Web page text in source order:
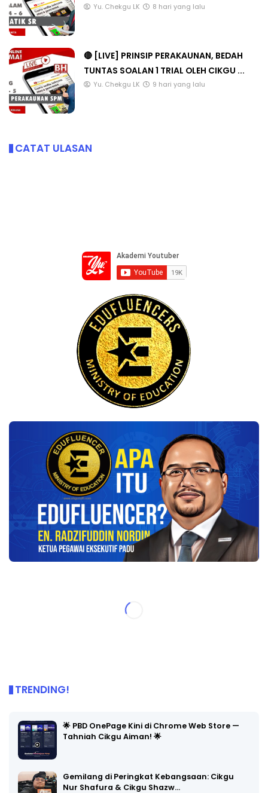
Yu. Chekgu LK 8 hari yang lalu
🔴 [LIVE] PRINSIP PERAKAUNAN, BEDAH
TUNTAS SOALAN 1 TRIAL OLEH CIKGU ...
Yu. Chekgu LK 9 hari yang lalu
CATAT ULASAN
TRENDING!
🌟 PBD OnePage Kini di Chrome Web Store —
Tahniah Cikgu Aiman! 🌟
Gemilang di Peringkat Kebangsaan: Cikgu
Nur Shafura & Cikgu Shazw…